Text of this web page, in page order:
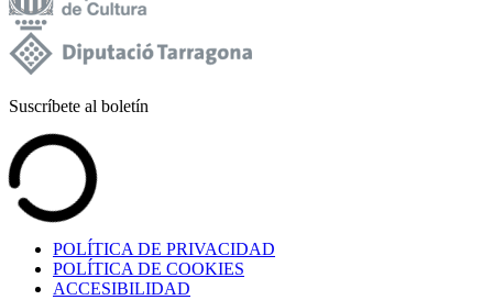
Suscríbete al boletín
POLÍTICA DE PRIVACIDAD
POLÍTICA DE COOKIES
ACCESIBILIDAD